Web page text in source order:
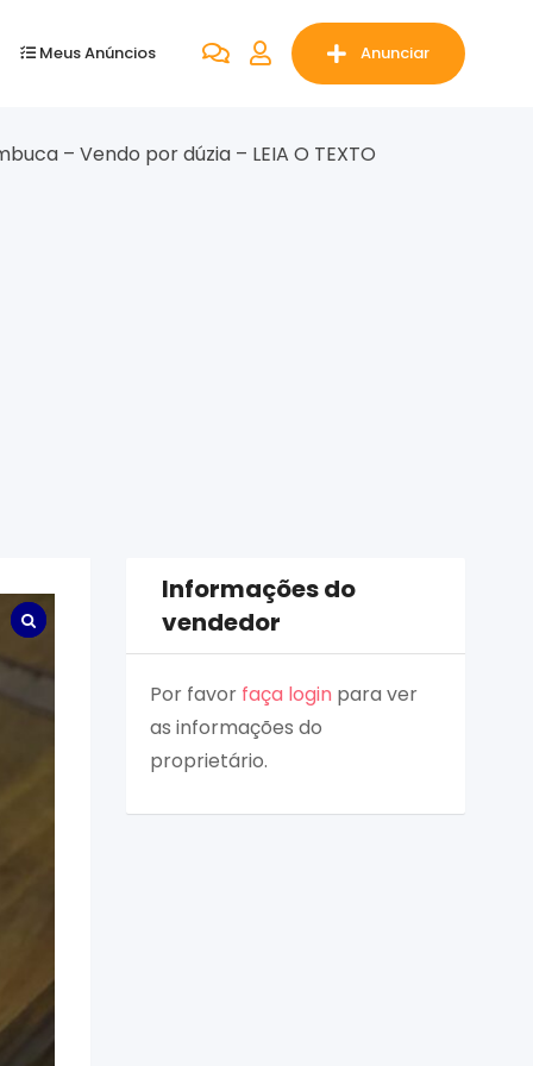
Anunciar
Meus Anúncios
– Vendo por dúzia – LEIA O TEXTO
Informações do
vendedor
Por favor faça login para ver
as informações do
proprietário.